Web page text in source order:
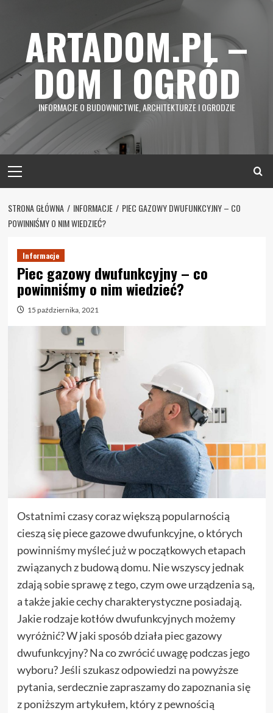
contentARTADOM.PL –
DOM I OGRÓD
INFORMACJE O BUDOWNICTWIE, ARCHITEKTURZE I OGRODZIE
Menu
STRONA GŁÓWNA INFORMACJE
PIEC GAZOWY DWUFUNKCYJNY – CO
POWINNIŚMY O NIM WIEDZIEĆ?
Informacje
Piec gazowy dwufunkcyjny – co
powinniśmy o nim wiedzieć?
15 października, 2021
Ostatnimi czasy coraz większą popularnością
cieszą się piece gazowe dwufunkcyjne, o których
powinniśmy myśleć już w początkowych etapach
związanych z budową domu. Nie wszyscy jednak
zdają sobie sprawę z tego, czym owe urządzenia są,
a także jakie cechy charakterystyczne posiadają.
Jakie rodzaje kotłów dwufunkcyjnych możemy
wyróżnić? W jaki sposób działa piec gazowy
dwufunkcyjny? Na co zwrócić uwagę podczas jego
wyboru? Jeśli szukasz odpowiedzi na powyższe
pytania, serdecznie zapraszamy do zapoznania się
z poniższym artykułem, który z pewnością